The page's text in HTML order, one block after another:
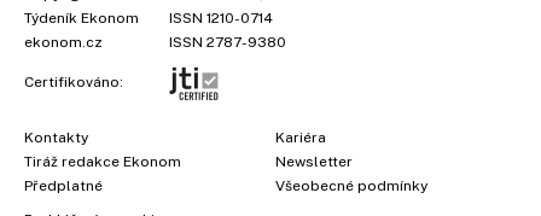
Týdeník Ekonom
ISSN 1210-0714
ekonom.cz
ISSN 2787-9380
Certifikováno:
Kontakty
Tiráž redakce Ekonom
Předplatné
Kariéra
Newsletter
Všeobecné podmínky